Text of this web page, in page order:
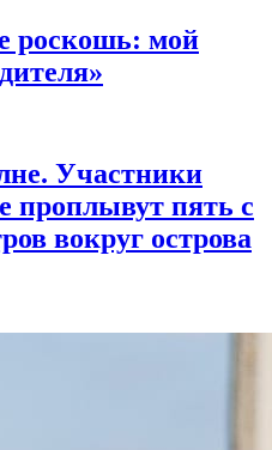
роскошь: мой
Участники
проплывут пять с
вокруг острова